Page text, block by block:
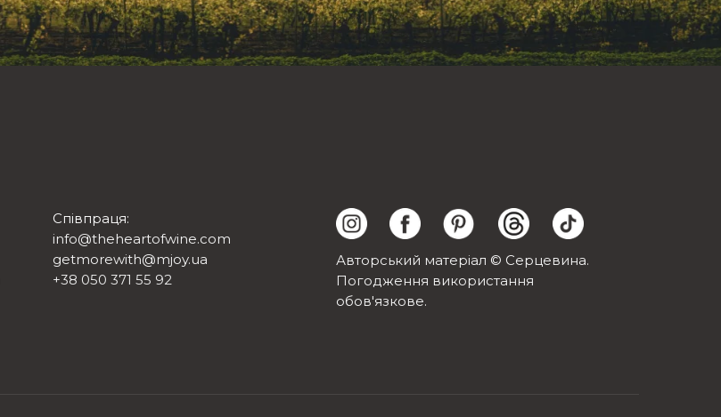
Співпраця:
info@theheartofwine.com
getmorewith@mjoy.ua
+38 050 371 55 92
Авторський матеріал © Серцевина.
Погодження використання
обов'язкове.